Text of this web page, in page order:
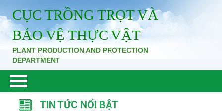
CỤC TRỒNG TRỌT VÀ
BẢO VỆ THỰC VẬT
PLANT PRODUCTION AND PROTECTION
DEPARTMENT
TIN TỨC NỔI BẬT